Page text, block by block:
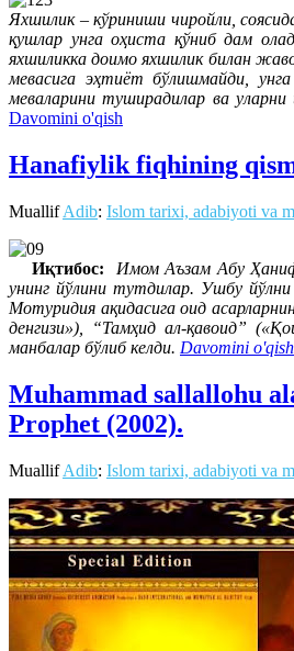
Яхшилик – кўриниши чиройли,
қушлар унга оҳиста қўниб дам
яхшиликка доимо яхшилик билан
мевасига эҳтиёт бўлишмайди,
меваларини туширадилар ва
Davomini o'qish
Hanafiylik fiqhining
MuallifAdib: Islom tarixi, adabiyoti va
Иқтибос: Имом Аъзам Абу
унинг йўлини тутдилар. Ушбу
Мотуридия ақидасига оид
денгизи»), “Тамҳид ал-қавоид”
манбалар бўлиб келди. Davomini o'qish
Muhammad sallallohu
Prophet (2002).
MuallifAdib: Islom tarixi, adabiyoti va